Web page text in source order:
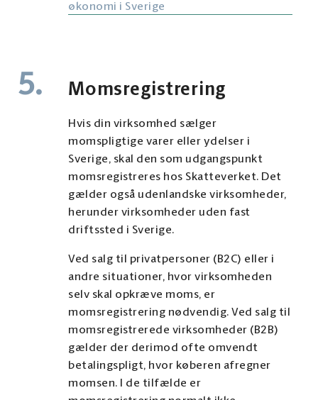
økonomi i Sverige
5. Momsregistrering
Hvis din virksomhed sælger
momspligtige varer eller ydelser i
Sverige, skal den som udgangspunkt
momsregistreres hos Skatteverket. Det
gælder også udenlandske virksomheder,
herunder virksomheder uden fast
driftssted i Sverige.
Ved salg til privatpersoner (B2C) eller i
andre situationer, hvor virksomheden
selv skal opkræve moms, er
momsregistrering nødvendig. Ved salg til
momsregistrerede virksomheder (B2B)
gælder der derimod ofte omvendt
betalingspligt, hvor køberen afregner
momsen. I de tilfælde er